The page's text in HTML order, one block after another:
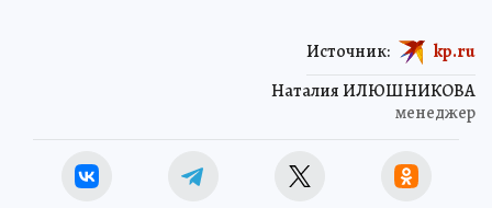
Наталия ИЛЮШНИКОВА
менеджер
Источник: kp.ru